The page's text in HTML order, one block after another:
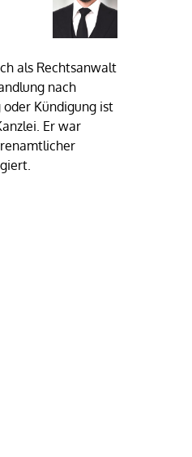
als Rechtsanwalt
nach
Kündigung ist
Er war